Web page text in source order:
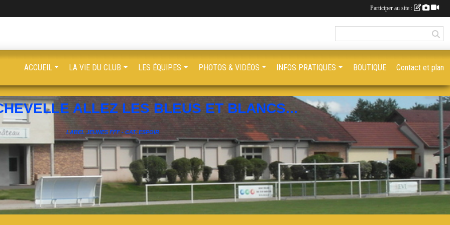
ALLEZ LES BLEUS ET BLANCS...
LABEL JEUNES FFF - CAT. ESPOIR
ACCUEIL LA VIE DU CLUB LES ÉQUIPES PHOTOS & VIDÉOS INFOS PRATIQUES BOUTIQUE Contact et plan
Participer au site :